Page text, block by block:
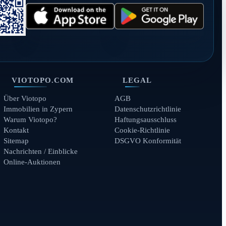
VIOTOPO.COM
Über Viotopo
Immobilien in Zypern
Warum Viotopo?
Kontakt
Sitemap
Nachrichten / Einblicke
Online-Auktionen
LEGAL
AGB
Datenschutzrichtlinie
Haftungsausschluss
Cookie-Richtlinie
DSGVO Konformität